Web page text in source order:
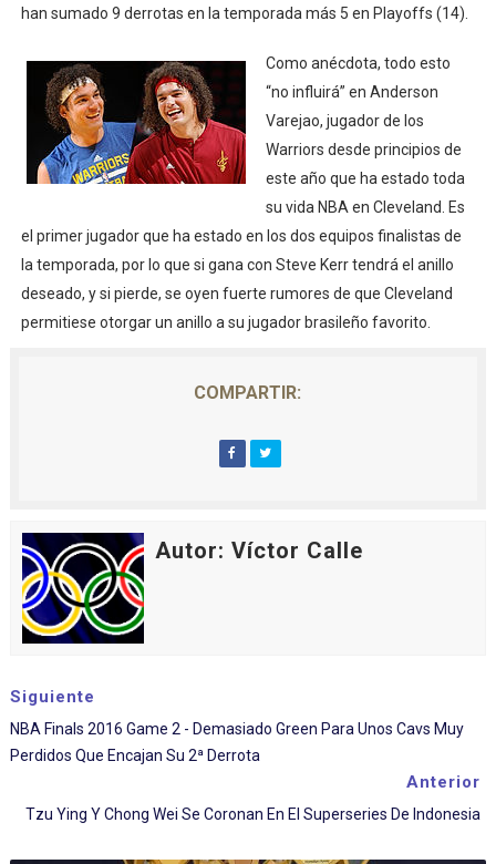
han sumado 9 derrotas en la temporada más 5 en Playoffs (14).
Como anécdota, todo esto
“no influirá” en Anderson
Varejao, jugador de los
Warriors desde principios de
este año que ha estado toda
su vida NBA en Cleveland. Es
el primer jugador que ha estado en los dos equipos finalistas de
la temporada, por lo que si gana con Steve Kerr tendrá el anillo
deseado, y si pierde, se oyen fuerte rumores de que Cleveland
permitiese otorgar un anillo a su jugador brasileño favorito.
COMPARTIR:
Autor: Víctor Calle
Siguiente
NBA Finals 2016 Game 2 - Demasiado Green Para Unos Cavs Muy
Perdidos Que Encajan Su 2ª Derrota
Anterior
Tzu Ying Y Chong Wei Se Coronan En El Superseries De Indonesia